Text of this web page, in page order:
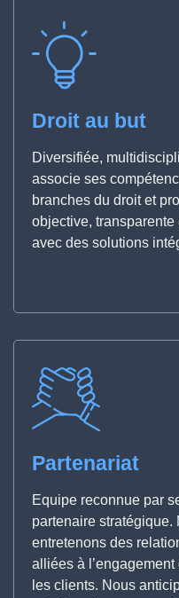
Droit au but
Diversifiée,
associe ses
branches du droit et
objective,
avec des solutions
Partenariat
Equipe reconnue par
partenaire
entretenons des
alliées à
les clients. Nous